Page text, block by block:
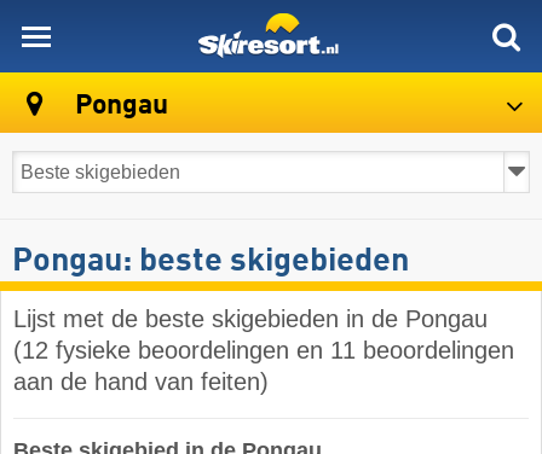
Pongau
Pongau: beste skigebieden
Lijst met de beste skigebieden in de Pongau
(12 fysieke beoordelingen en 11 beoordelingen
aan de hand van feiten)